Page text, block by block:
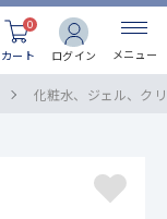
カート
0
ログイン メニュー
化粧水、ジェル、ク